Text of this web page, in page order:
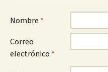
Nombre *
Correo
electrónico *